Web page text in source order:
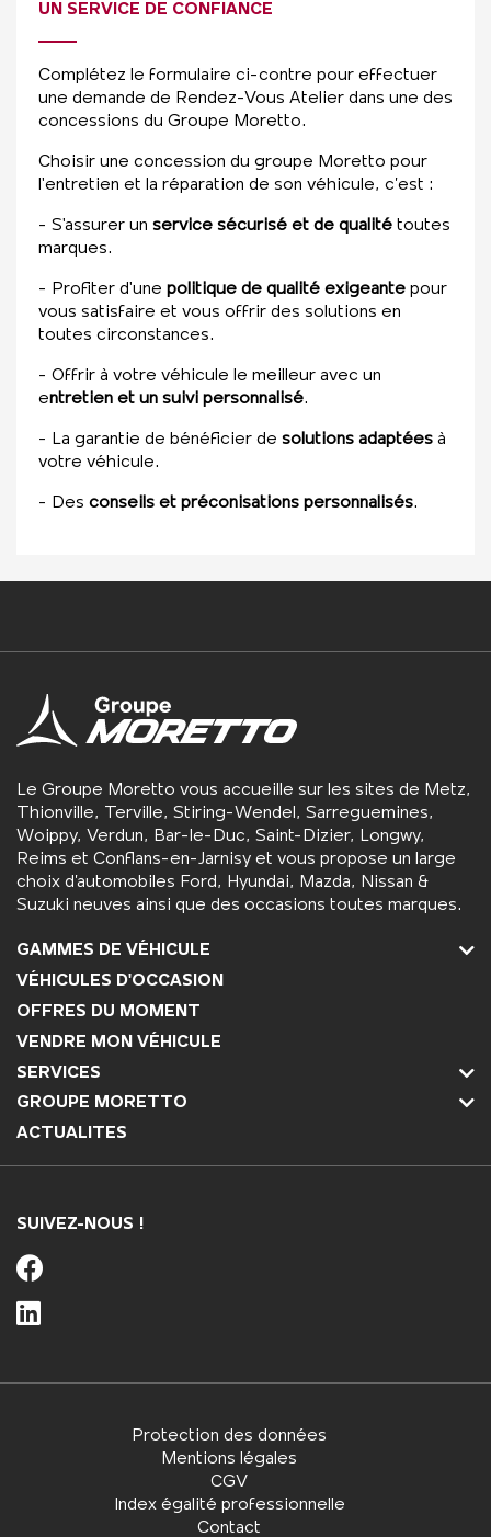
UN SERVICE DE CONFIANCE
Complétez le formulaire ci-contre pour effectuer
une demande de Rendez-Vous Atelier dans une des
concessions du Groupe Moretto.
Choisir une concession du groupe Moretto pour
l'entretien et la réparation de son véhicule, c’est :
- S'assurer un service sécurisé et de qualité toutes
marques.
- Profiter d'une politique de qualité exigeante pour
vous satisfaire et vous offrir des solutions en
toutes circonstances.
- Offrir à votre véhicule le meilleur avec un
entretien et un suivi personnalisé.
- La garantie de bénéficier de solutions adaptées à
votre véhicule.
- Des conseils et préconisations personnalisés.
Le Groupe Moretto vous accueille sur les sites de Metz,
Thionville, Terville, Stiring-Wendel, Sarreguemines,
Woippy, Verdun, Bar-le-Duc, Saint-Dizier, Longwy,
Reims et Conflans-en-Jarnisy et vous propose un large
choix d’automobiles Ford, Hyundai, Mazda, Nissan &
Suzuki neuves ainsi que des occasions toutes marques.
GAMMES DE VÉHICULE
VÉHICULES D'OCCASION
OFFRES DU MOMENT
VENDRE MON VÉHICULE
SERVICES
GROUPE MORETTO
ACTUALITES
SUIVEZ-NOUS !
Protection des données
Mentions légales
CGV
Index égalité professionnelle
Contact